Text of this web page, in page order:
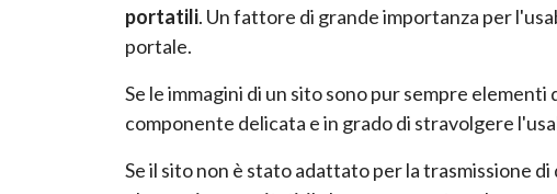
portatili. Un fattore di grande importanza per
portale.
Se le immagini di un sito sono pur sempre
componente delicata e in grado di stravolgere
Se il sito non è stato adattato per la trasmissione